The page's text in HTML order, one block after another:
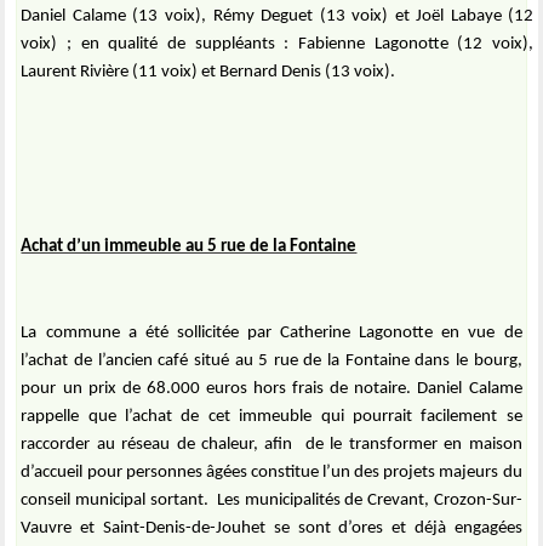
Daniel Calame (13 voix), Rémy Deguet (13 voix) et Joël Labaye (12
voix) ; en qualité de suppléants : Fabienne Lagonotte (12 voix),
Laurent Rivière (11 voix) et Bernard Denis (13 voix).
Achat d’un immeuble au 5 rue de la Fontaine
La commune a été sollicitée par Catherine Lagonotte en vue de
l’achat de l’ancien café situé au 5 rue de la Fontaine dans le bourg,
pour un prix de 68.000 euros hors frais de notaire. Daniel Calame
rappelle que l’achat de cet immeuble qui pourrait facilement se
raccorder au réseau de chaleur, afin
de le transformer en maison
d’accueil pour personnes âgées constitue l’un des projets majeurs du
conseil municipal sortant. Les municipalités de Crevant, Crozon-Sur-
Vauvre et Saint-Denis-de-Jouhet se sont d’ores et déjà engagées